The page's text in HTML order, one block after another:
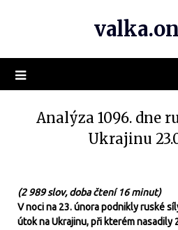
Analýza 1096. dne
Ukrajinu
(2 989 slov, doba čtení 16 minut)
V noci na 23. února podnikly ruské
útok na Ukrajinu, při kterém nasadily